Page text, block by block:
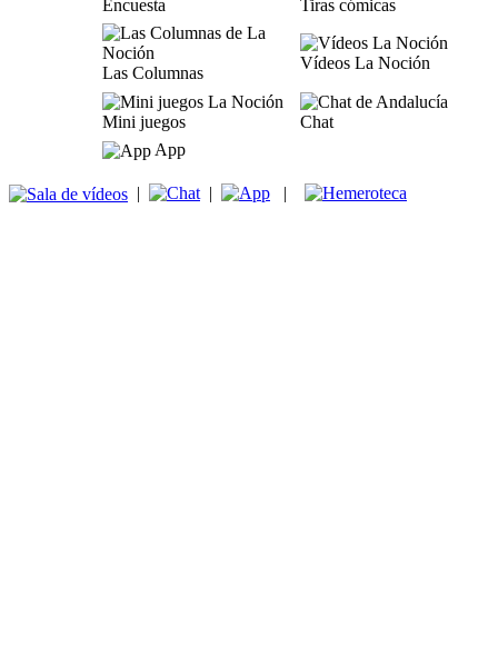
Encuesta Tiras cómicas
Las Columnas
Vídeos La Noción
Mini juegos
Chat
App
| | |